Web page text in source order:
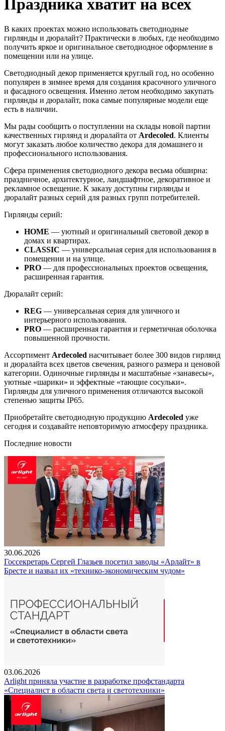
Праздника хватит на всех
В каких проектах можно использовать светодиодные
гирлянды и дюралайт? Практически в любых, где необходимо
получить яркое и оригинальное светодиодное оформление в
помещении или на улице.
Светодиодный декор применяется круглый год, но особенно
популярен в зимнее время для создания красочного уличного
и фасадного освещения. Именно летом необходимо закупать
гирлянды и дюралайт, пока самые популярные модели еще
есть в наличии.
Мы рады сообщить о поступлении на склады новой партии
качественных гирлянд и дюралайта от Ardecoled. Клиенты
могут заказать любое количество декора для домашнего и
профессионального использования.
Сфера применения светодиодного декора весьма обширна:
праздничное, архитектурное, ландшафтное, декоративное и
рекламное освещение. К заказу доступны гирлянды и
дюралайт разных серий для разных групп потребителей.
Гирлянды серий:
HOME — уютный и оригинальный световой декор в
домах и квартирах.
CLASSIC — универсальная серия для использования в
помещении и на улице.
PRO — для профессиональных проектов освещения,
расширенная гарантия.
Дюралайт серий:
REG — универсальная серия для уличного и
интерьерного использования.
PRO — расширенная гарантия и герметичная оболочка
повышенной прочности.
Ассортимент Ardecoled насчитывает более 300 видов гирлянд
и дюралайта всех цветов свечения, разного размера и ценовой
категории. Одиночные гирлянды и масштабные «занавесы»,
уютные «шарики» и эффектные «тающие сосульки».
Гирлянды для уличного применения отличаются высокой
степенью защиты IP65.
Приобретайте светодиодную продукцию Ardecoled уже
сегодня и создавайте неповторимую атмосферу праздника.
Последние новости
30.06.2026
Госсекретарь Сергей Глазьев посетил заводы «Арлайт» в
Бресте и назвал их «технико-экономическим чудом»
03.06.2026
Arlight приняла участие в разработке профстандарта
«Специалист в области света и светотехники»